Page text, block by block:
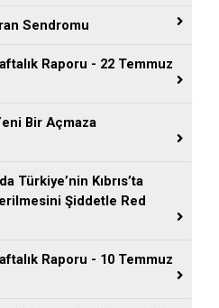
Sendromu
Raporu - 22 Temmuz
Bir Açmaza
Türkiye’nin Kıbrıs’ta
Şiddetle Red
Raporu - 10 Temmuz